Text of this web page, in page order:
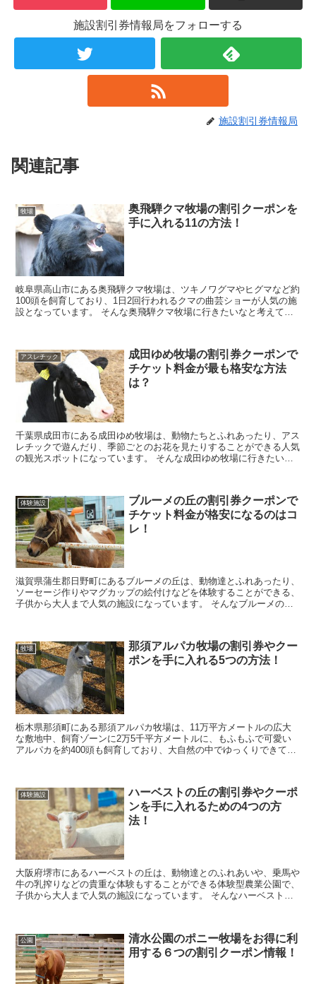
施設割引券情報局をフォローする
施設割引券情報局
関連記事
牧場
奥飛騨クマ牧場の割引クーポンを
手に入れる11の方法！
岐阜県高山市にある奥飛騨クマ牧場は、ツキノワグマやヒグマなど約
100頭を飼育しており、1日2回行われるクマの曲芸ショーが人気の施
設となっています。 そんな奥飛騨クマ牧場に行きたいなと考えてい
アスレチック
成田ゆめ牧場の割引券クーポンで
チケット料金が最も格安な方法
は？
千葉県成田市にある成田ゆめ牧場は、動物たちとふれあったり、アス
レチックで遊んだり、季節ごとのお花を見たりすることができる人気
の観光スポットになっています。 そんな成田ゆめ牧場に行きたいな
体験施設
ブルーメの丘の割引券クーポンで
チケット料金が格安になるのはコ
レ！
滋賀県蒲生郡日野町にあるブルーメの丘は、動物達とふれあったり、
ソーセージ作りやマグカップの絵付けなどを体験することができる、
子供から大人まで人気の施設になっています。 そんなブルーメの丘
牧場
那須アルパカ牧場の割引券やクー
ポンを手に入れる5つの方法！
栃木県那須町にある那須アルパカ牧場は、11万平方メートルの広大
な敷地中、飼育ゾーンに2万5千平方メートルに、もふもふで可愛い
アルパカを約400頭も飼育しており、大自然の中でゆっくりできて癒
体験施設
ハーベストの丘の割引券やクーポ
ンを手に入れるための4つの方
法！
大阪府堺市にあるハーベストの丘は、動物達とのふれあいや、乗馬や
牛の乳搾りなどの貴重な体験もすることができる体験型農業公園で、
子供から大人まで人気の施設になっています。 そんなハーベストの
公園
清水公園のポニー牧場をお得に利
用する６つの割引クーポン情報！